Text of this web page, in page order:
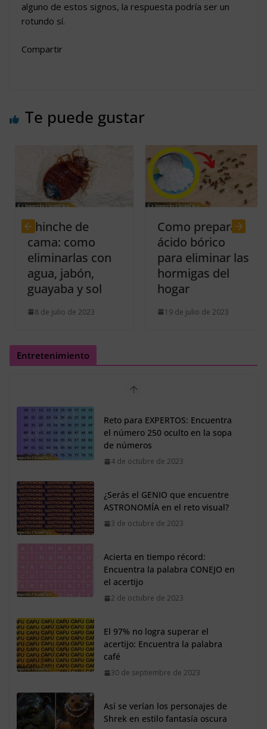
alguno de estos signos, la respuesta podría ser un
rotundo sí.
Compartir
Te puede gustar
Chinche de
cama: como
eliminarlas con
agua, jabón,
guayaba y sol
8 de julio de 2023
Como preparar
ácido bórico
para eliminar las
hormigas del
hogar
19 de julio de 2023
Entretenimiento
Reto para EXPERTOS: Encuentra
el número 250 oculto en la sopa
de números
4 de octubre de 2023
¿Serás el GENIO que encuentre
ASTRONOMÍA en el reto visual?
3 de octubre de 2023
Acierta en tiempo récord:
Encuentra la palabra CONEJO en
el acertijo
2 de octubre de 2023
El 97% no logra superar el
acertijo: Encuentra la palabra
café
30 de septiembre de 2023
Así se verían los personajes de
Shrek en estilo fantasía oscura